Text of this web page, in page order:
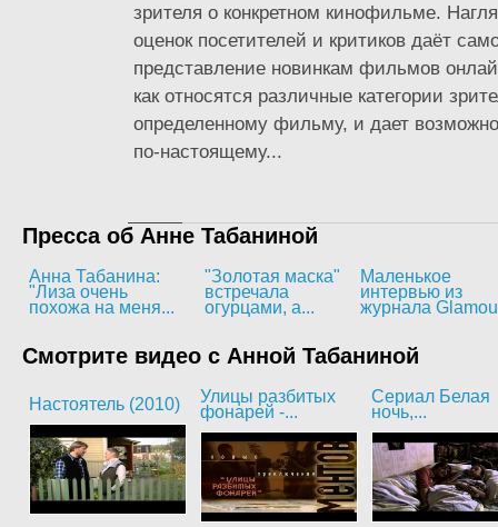
зрителя о конкретном кинофильме.
оценок посетителей и критиков даёт
представление новинкам фильмов
как относятся различные категории
определенному фильму, и дает
по-настоящему...
Пресса об Анне Табаниной
Анна Табанина:
"Лиза очень
похожа на меня...
"Золотая маска"
встречала
огурцами, а...
Маленькое
интервью из
журнала
Смотрите видео с Анной Табаниной
Настоятель (2010)
Улицы разбитых
фонарей -...
Сериал Белая
ночь,...